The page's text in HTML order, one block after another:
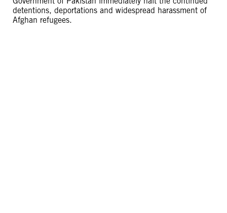
detentions, deportations and widespread harassment of
Afghan refugees.